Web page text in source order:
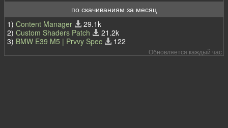
по скачиваниям за месяц
1) Content Manager
29.1k
2) Custom Shaders Patch
21.2k
3) BMW E39 M5 | Prvvy Spec 122
Обновляется каждый час